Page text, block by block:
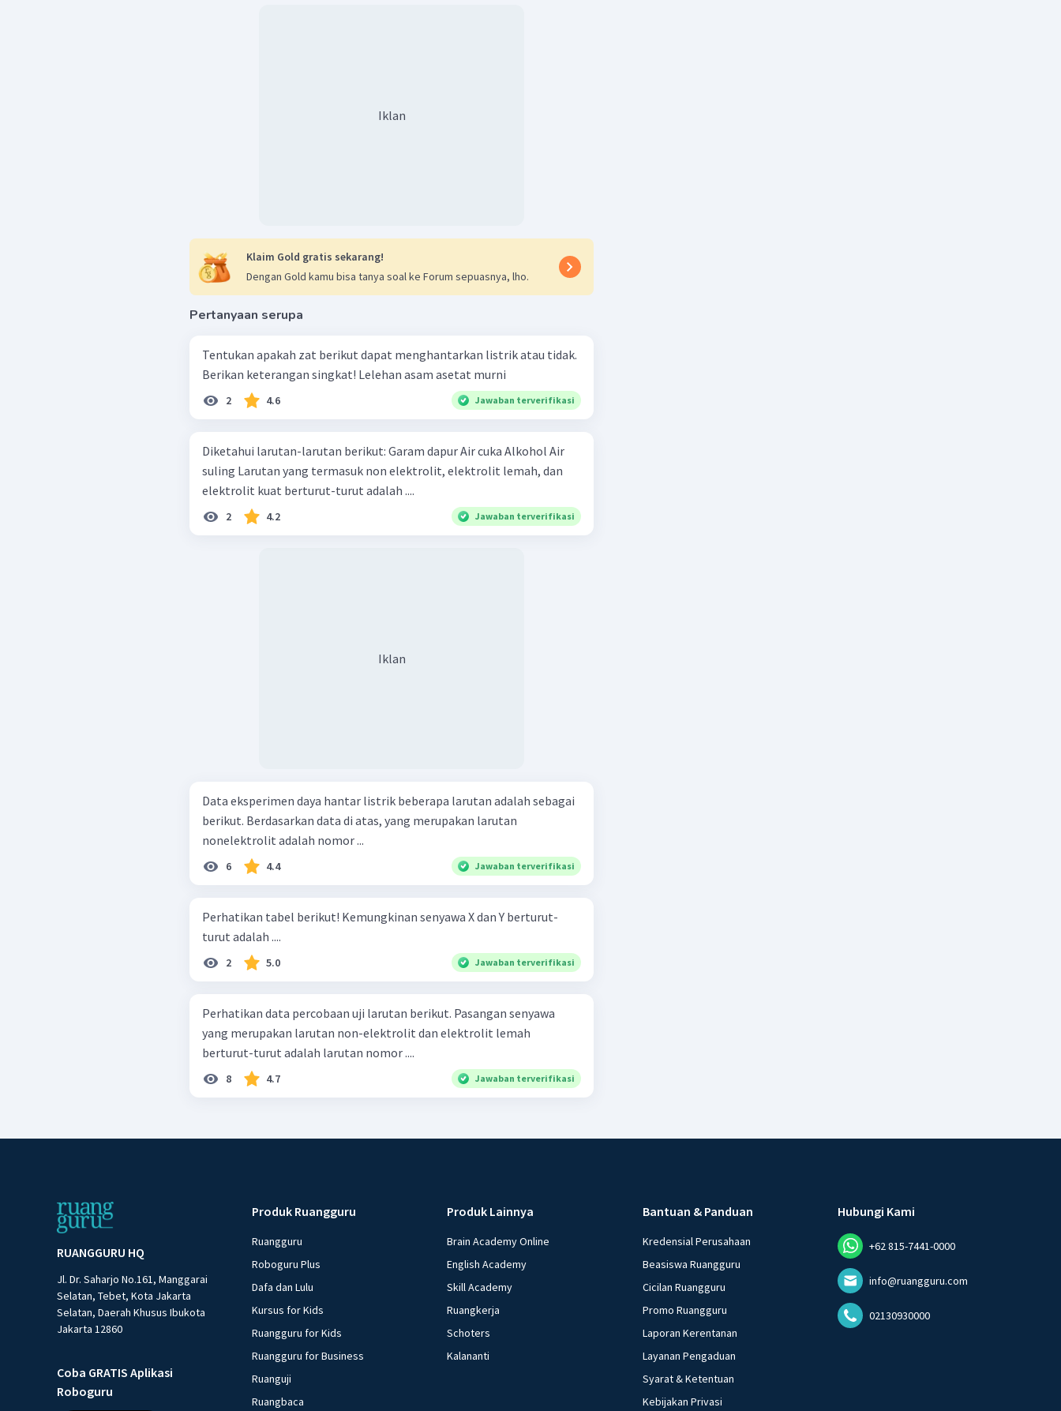
Iklan
Klaim Gold gratis sekarang!
Dengan Gold kamu bisa tanya soal ke Forum sepuasnya, lho.
Pertanyaan serupa
Tentukan apakah zat berikut dapat menghantarkan listrik atau tidak.
Berikan keterangan singkat! Lelehan asam asetat murni
2 4.6 Jawaban terverifikasi
Diketahui larutan-larutan berikut: Garam dapur Air cuka Alkohol Air
suling Larutan yang termasuk non elektrolit, elektrolit lemah, dan
elektrolit kuat berturut-turut adalah ....
2 4.2 Jawaban terverifikasi
Iklan
Data eksperimen daya hantar listrik beberapa larutan adalah sebagai
berikut. Berdasarkan data di atas, yang merupakan larutan
nonelektrolit adalah nomor ...
6 4.4 Jawaban terverifikasi
Perhatikan tabel berikut! Kemungkinan senyawa X dan Y berturut-
turut adalah ....
2 5.0 Jawaban terverifikasi
Perhatikan data percobaan uji larutan berikut. Pasangan senyawa
yang merupakan larutan non-elektrolit dan elektrolit lemah
berturut-turut adalah larutan nomor ....
8 4.7 Jawaban terverifikasi
RUANGGURU HQ
Jl. Dr. Saharjo No.161, Manggarai
Selatan, Tebet, Kota Jakarta
Selatan, Daerah Khusus Ibukota
Jakarta 12860
Coba GRATIS Aplikasi
Roboguru
Produk Ruangguru
Ruangguru
Roboguru Plus
Dafa dan Lulu
Kursus for Kids
Ruangguru for Kids
Ruangguru for Business
Ruanguji
Ruangbaca
Produk Lainnya
Brain Academy Online
English Academy
Skill Academy
Ruangkerja
Schoters
Kalananti
Bantuan & Panduan
Kredensial Perusahaan
Beasiswa Ruangguru
Cicilan Ruangguru
Promo Ruangguru
Laporan Kerentanan
Layanan Pengaduan
Syarat & Ketentuan
Kebijakan Privasi
Hubungi Kami
+62 815-7441-0000
info@ruangguru.com
02130930000